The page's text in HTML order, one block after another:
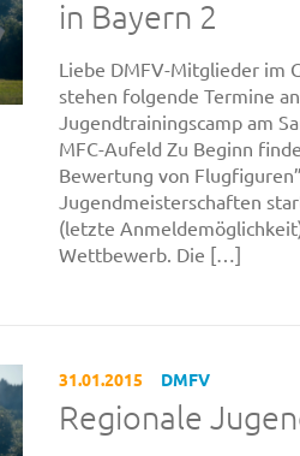
in Bayern 2
Liebe DMFV-Mitglieder im
stehen folgende Termine
Jugendtrainingscamp am
MFC-Aufeld Zu Beginn
Bewertung von
Jugendmeisterschaften
(letzte
Wettbewerb. Die […]
31.01.2015 DMFV
Regionale